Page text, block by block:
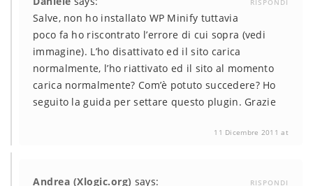
RISPONDI
Salve, non ho installato WP Minify tuttavia
poco fa ho riscontrato l’errore di cui sopra (vedi
immagine). L’ho disattivato ed il sito carica
normalmente, l’ho riattivato ed il sito al momento
carica normalmente? Com’è potuto succedere? Ho
seguito la guida per settare questo plugin. Grazie
11 Dicembre 2011 at
Andrea (Xlogic.org) says: RISPONDI